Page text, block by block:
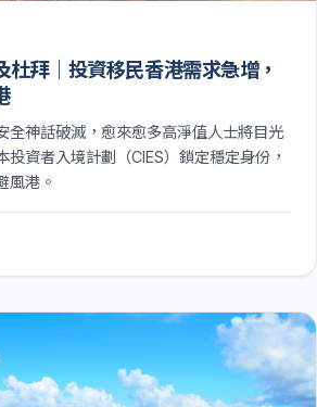
杜拜｜投資移民香港需求急增，
全神話破滅，愈來愈多高淨值人士將目光
投資者入境計劃（CIES）鎖定穩定身份，
風港。